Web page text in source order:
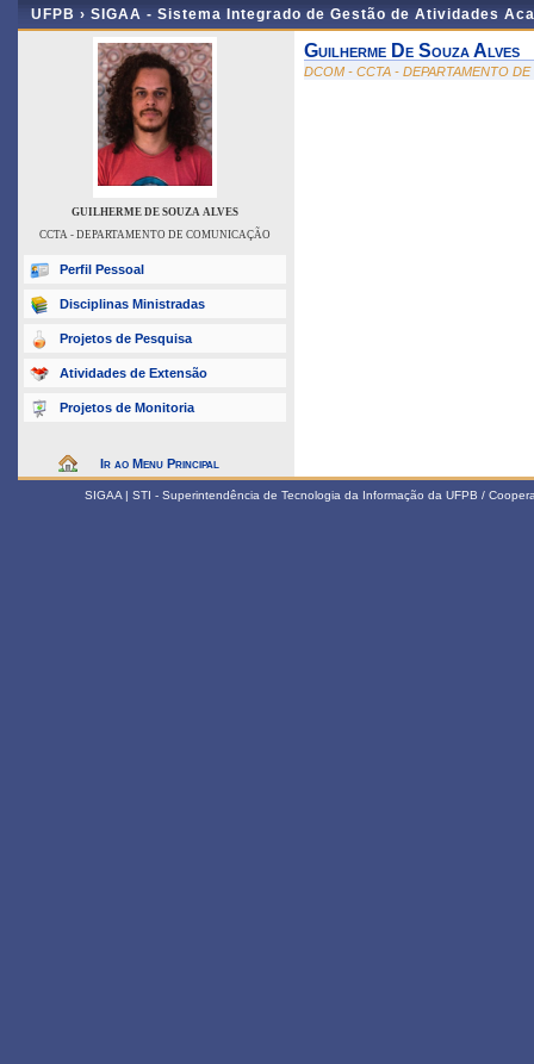
UFPB › SIGAA - Sistema Integrado de Gestão de Atividades
GUILHERME DE SOUZA ALVES
CCTA - DEPARTAMENTO DE COMUNICAÇÃO
Perfil Pessoal
Disciplinas Ministradas
Projetos de Pesquisa
Atividades de Extensão
Projetos de Monitoria
Ir ao Menu Principal
Guilherme De Souza Alves
DCOM - CCTA - DEPARTAMENTO
SIGAA | STI - Superintendência de Tecnologia da Informação da UFPB /